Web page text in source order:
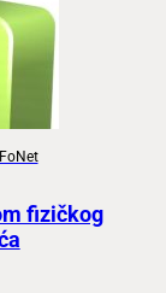
fizičkog